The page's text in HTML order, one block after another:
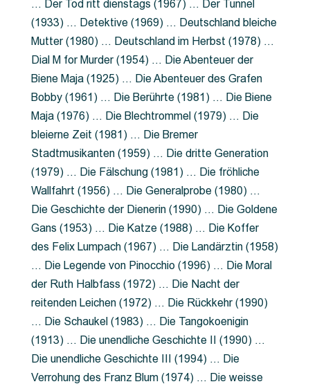
… Der Tod ritt dienstags (1967) … Der Tunnel
(1933) … Detektive (1969) … Deutschland bleiche
Mutter (1980) … Deutschland im Herbst (1978) …
Dial M for Murder (1954) … Die Abenteuer der
Biene Maja (1925) … Die Abenteuer des Grafen
Bobby (1961) … Die Berührte (1981) … Die Biene
Maja (1976) … Die Blechtrommel (1979) … Die
bleierne Zeit (1981) … Die Bremer
Stadtmusikanten (1959) … Die dritte Generation
(1979) … Die Fälschung (1981) … Die fröhliche
Wallfahrt (1956) … Die Generalprobe (1980) …
Die Geschichte der Dienerin (1990) … Die Goldene
Gans (1953) … Die Katze (1988) … Die Koffer
des Felix Lumpach (1967) … Die Landärztin (1958)
… Die Legende von Pinocchio (1996) … Die Moral
der Ruth Halbfass (1972) … Die Nacht der
reitenden Leichen (1972) … Die Rückkehr (1990)
… Die Schaukel (1983) … Die Tangokoenigin
(1913) … Die unendliche Geschichte II (1990) …
Die unendliche Geschichte III (1994) … Die
Verrohung des Franz Blum (1974) … Die weisse